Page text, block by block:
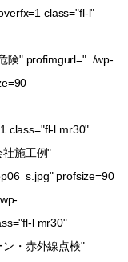
class="fl-l"
険" profimgurl="../wp-
class="fl-l mr30"
施工例"
profsize=90
l mr30"
・赤外線点検"